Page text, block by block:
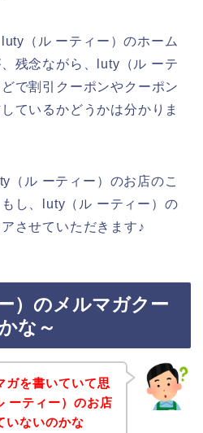
（ル ーティー）のホーム
残念ながら、luty（ル ーテ
で割引クーポンやクーポン
ているかどうかは分かりま
（ル ーティー）のお店のこ
し、luty（ル ーティー）の
させていただきます♪
）のメルマガクー
な～
ガを書いていて思
ーティー）のお店
いないのかな